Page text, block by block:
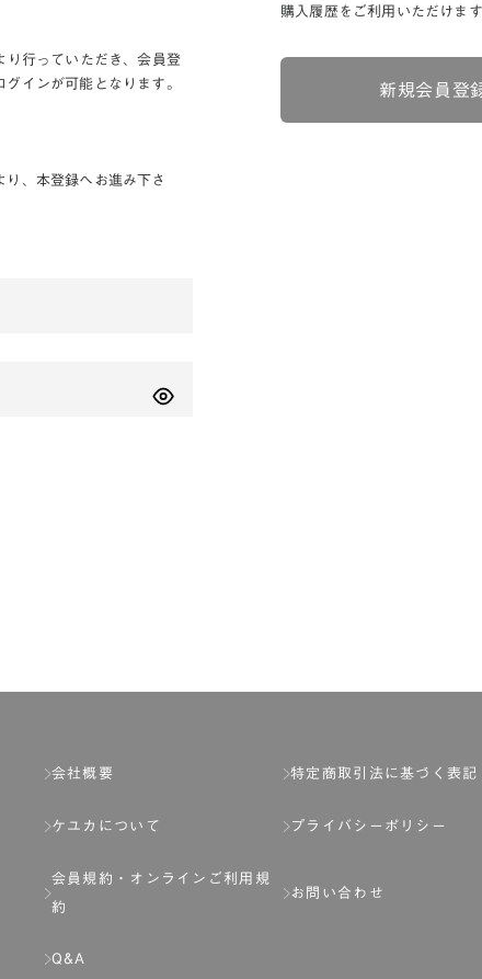
り行っていただき、会員登
インが可能となります。
、本登録へお進み下さ
購入履歴をご利用いただけま
新規会員登
会社概要
ケユカについて
会員規約・
オンラインご利用規
約
Q&A
特定商取引法に基づく表記
プライバシーポリシー
お問い合わせ